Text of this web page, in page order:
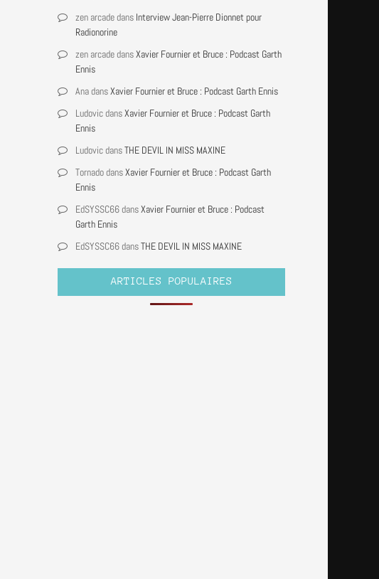
zen arcade dans Interview Jean-Pierre Dionnet pour
Radionorine
zen arcade dansXavier Fournier et Bruce : Podcast Garth
Ennis
Ana dansXavier Fournier et Bruce : Podcast Garth Ennis
Ludovic dansXavier Fournier et Bruce : Podcast Garth
Ennis
Ludovic dansTHE DEVIL IN MISS MAXINE
Tornado dansXavier Fournier et Bruce : Podcast Garth
Ennis
EdSYSSC66 dansXavier Fournier et Bruce : Podcast
Garth Ennis
EdSYSSC66 dansTHE DEVIL IN MISS MAXINE
ARTICLES POPULAIRES